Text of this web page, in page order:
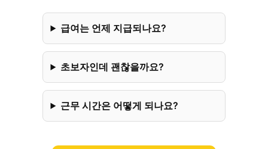
급여는 언제 지급되나요?
초보자인데 괜찮을까요?
근무 시간은 어떻게 되나요?